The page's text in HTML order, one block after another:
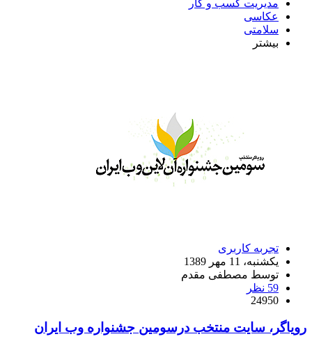
مدیریت کسب و کار
عکاسی
سلامتی
بیشتر
تجربه کاربری
یکشنبه، 11 مهر 1389
توسط مصطفی مقدم
59 نظر
24950
رویاگر، سایت منتخب درسومین جشنواره وب ایران